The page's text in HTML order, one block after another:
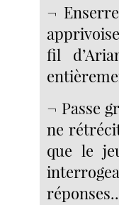
¬
fil
¬ Passe
ne
que le